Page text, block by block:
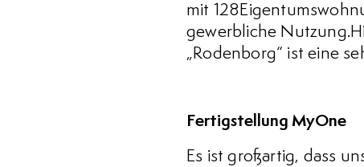
mit
gewerbliche
„Rodenborg“ ist eine
Fertigstellung MyOne
Es ist großartig, dass